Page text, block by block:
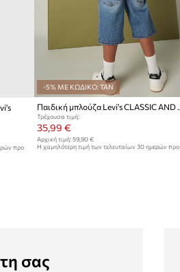
προ
-5% ΜΕ ΚΩΔΙΚΟ: TAN
Τρέχουσα τιμή:
35,99 €
Αρχική τιμή: 59,90 €
Η χαμηλότερη τιμή των τελευταίων 30 ημερών προ
σας